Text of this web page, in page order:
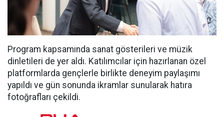
Program kapsamında sanat gösterileri ve müzik
dinletileri de yer aldı. Katılımcılar için hazırlanan özel
platformlarda gençlerle birlikte deneyim paylaşımı
yapıldı ve gün sonunda ikramlar sunularak hatıra
fotoğrafları çekildi.